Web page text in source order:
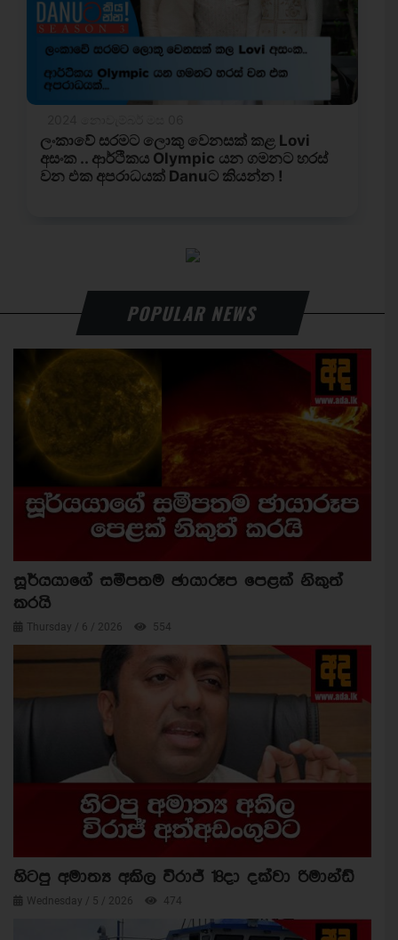
POPULAR NEWS
සූර්යයාගේ සමීපතම ඡායාරූප පෙළක් නිකුත්
කරයි
Thursday / 6 / 2026 554
හිටපු අමාත්‍ය අකිල විරාජ් 18දා දක්වා රිමාන්ඩ්
Wednesday / 5 / 2026 474